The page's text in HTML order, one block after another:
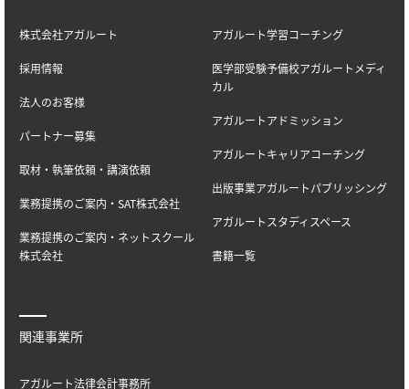
株式会社アガルート
採用情報
法人のお客様
パートナー募集
取材・執筆依頼・講演依頼
業務提携のご案内・SAT株式会社
業務提携のご案内・ネットスクール
株式会社
アガルート学習コーチング
医学部受験予備校アガルートメディ
カル
アガルートアドミッション
アガルートキャリアコーチング
出版事業アガルートパブリッシング
アガルートスタディスペース
書籍一覧
関連事業所
アガルート法律会計事務所